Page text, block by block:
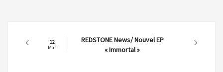
12
Mar
REDSTONE News/ Nouvel EP
« Immortal »